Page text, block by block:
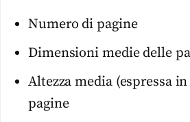
Numero di pagine
Dimensioni medie delle
Altezza media (espressa
pagine